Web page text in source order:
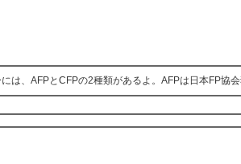
は、AFPとCFPの2種類があるよ。AFPは日本FP協